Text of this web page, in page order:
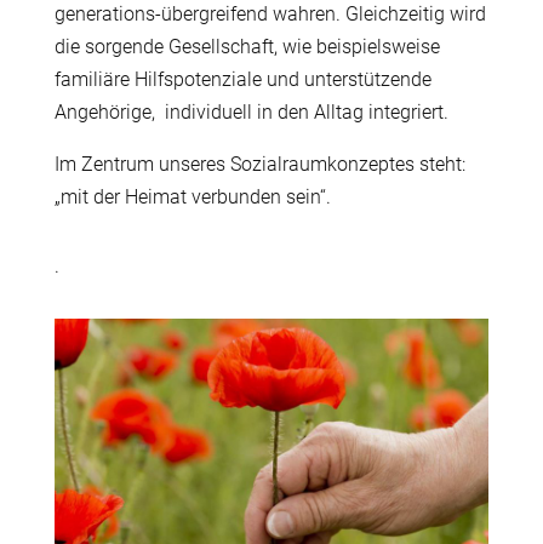
generations-übergreifend wahren. Gleichzeitig wird
die sorgende Gesellschaft, wie beispielsweise
familiäre Hilfspotenziale und unterstützende
Angehörige, individuell in den Alltag integriert.
Im Zentrum unseres Sozialraumkonzeptes steht:
„mit der Heimat verbunden sein“.
.